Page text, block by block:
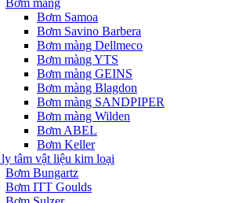
Bơm màng
Bơm Samoa
Bơm Savino Barbera
Bơm màng Dellmeco
Bơm màng YTS
Bơm màng GEINS
Bơm màng Blagdon
Bơm màng SANDPIPER
Bơm màng Wilden
Bơm ABEL
Bơm Keller
tâm vật liệu kim loại
Bơm Bungartz
Bơm ITT Goulds